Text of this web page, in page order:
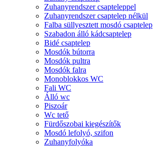
Zuhanyrendszer csapteleppel
Zuhanyrendszer csaptelep nélkül
Falba süllyesztett mosdó csaptelep
Szabadon álló kádcsaptelep
Bidé csaptelep
Mosdók bútorra
Mosdók pultra
Mosdók falra
Monoblokkos WC
Fali WC
Álló wc
Piszoár
Wc tető
Fürdőszobai kiegészítők
Mosdó lefolyó, szifon
Zuhanyfolyóka